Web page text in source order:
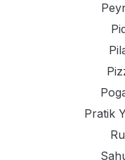
Pratik